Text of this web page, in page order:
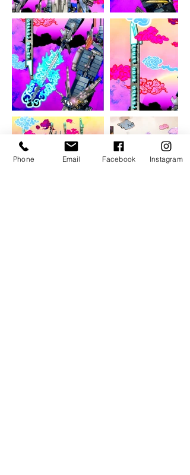
Phone Email Facebook Instagram